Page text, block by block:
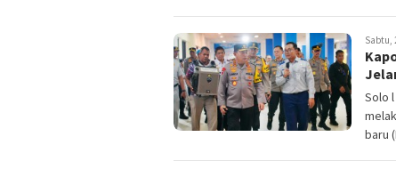
Sabtu,
Solo
baru